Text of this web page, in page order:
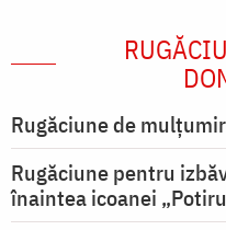
Rugăciune de
Rugăciune pentru
înaintea icoanei